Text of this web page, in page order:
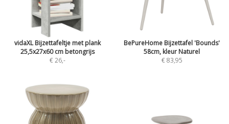
vidaXL Bijzettafeltje met plank
25,5x27x60 cm betongrijs
€ 26,-
BePureHome Bijzettafel 'Bounds'
58cm, kleur Naturel
€ 83,95